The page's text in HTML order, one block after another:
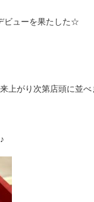
ビューを果たした☆
上がり次第店頭に並べ